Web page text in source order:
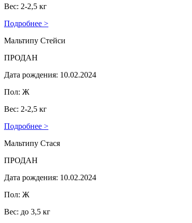
Вес: 2-2,5 кг
Подробнее >
Мальтипу Стейси
ПРОДАН
Дата рождения: 10.02.2024
Пол: Ж
Вес: 2-2,5 кг
Подробнее >
Мальтипу Стася
ПРОДАН
Дата рождения: 10.02.2024
Пол: Ж
Вес: до 3,5 кг